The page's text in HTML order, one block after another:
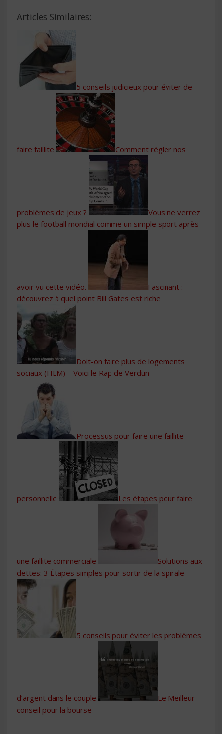
Articles Similaires:
5 conseils judicieux pour éviter de
faire faillite Comment régler nos
problèmes de jeux ?
Vous ne verrez
plus le football mondial comme un simple sport après
avoir vu cette vidéo.
Fascinant :
découvrez à quel point Bill Gates est riche
Doit-on faire plus de logements
sociaux (HLM) – Voici le Rap de Verdun
Processus pour faire une faillite
personnelle Les étapes pour faire
une faillite commerciale
Solutions aux
dettes: 3 Étapes simples pour sortir de la spirale
5 conseils pour éviter les problèmes
d’argent dans le couple
Le Meilleur
conseil pour la bourse